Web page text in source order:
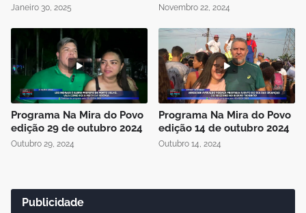
Janeiro 30, 2025 Novembro 22, 2024
Programa Na Mira do Povo
edição 29 de outubro 2024
Outubro 29, 2024
Programa Na Mira do Povo
edição 14 de outubro 2024
Outubro 14, 2024
Publicidade